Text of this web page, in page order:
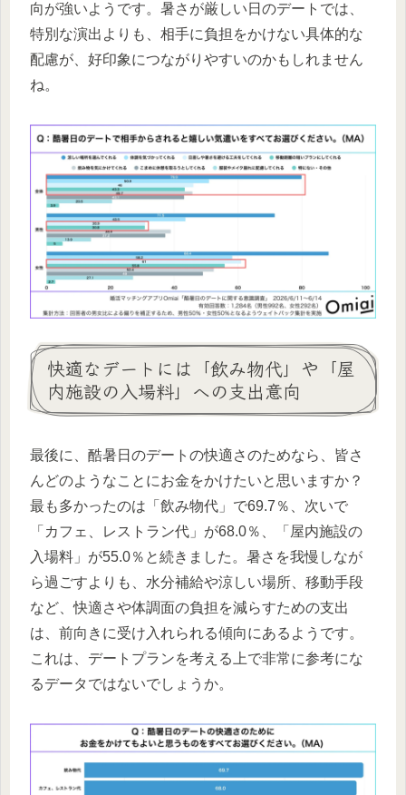
向が強いようです。暑さが厳しい日のデートでは、
特別な演出よりも、相手に負担をかけない具体的な
配慮が、好印象につながりやすいのかもしれません
ね。
快適なデートには「飲み物代」や「屋
内施設の入場料」への支出意向
最後に、酷暑日のデートの快適さのためなら、皆さ
んどのようなことにお金をかけたいと思いますか？
最も多かったのは「飲み物代」で69.7％、次いで
「カフェ、レストラン代」が68.0％、「屋内施設の
入場料」が55.0％と続きました。暑さを我慢しなが
ら過ごすよりも、水分補給や涼しい場所、移動手段
など、快適さや体調面の負担を減らすための支出
は、前向きに受け入れられる傾向にあるようです。
これは、デートプランを考える上で非常に参考にな
るデータではないでしょうか。